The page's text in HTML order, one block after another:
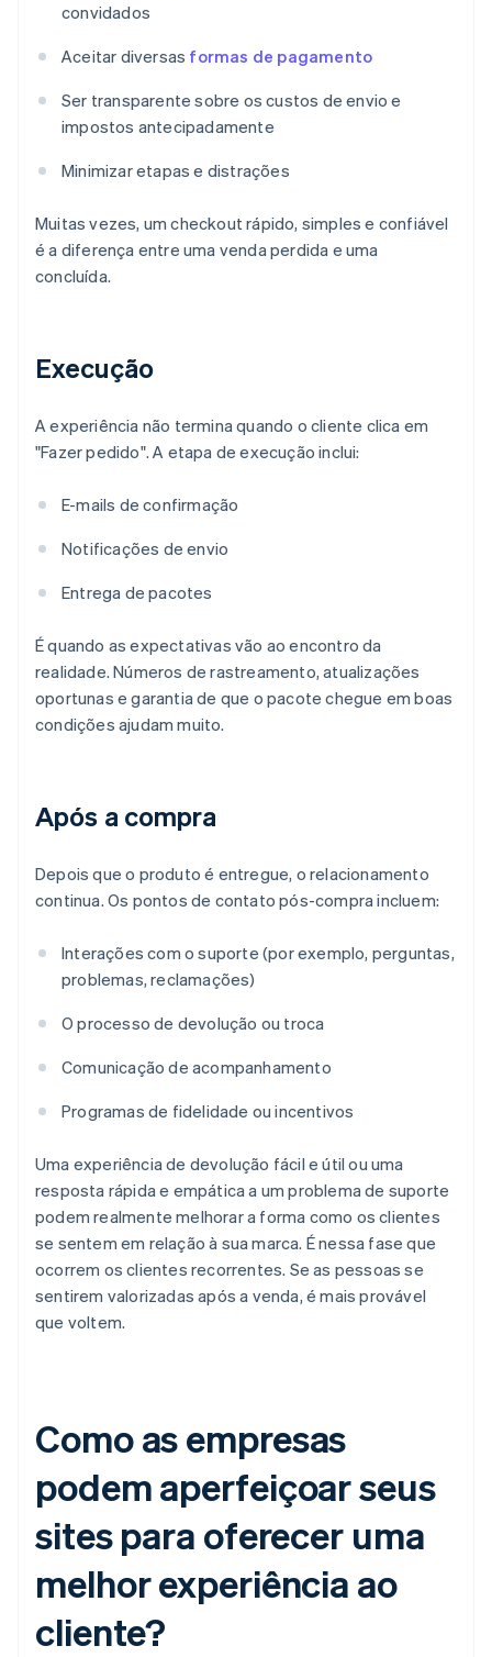
convidados
Aceitar diversas formas de pagamento
Ser transparente sobre os custos de envio e
impostos antecipadamente
Minimizar etapas e distrações
Muitas vezes, um checkout rápido, simples e confiável
é a diferença entre uma venda perdida e uma
concluída.
Execução
A experiência não termina quando o cliente clica em
"Fazer pedido". A etapa de execução inclui:
E-mails de confirmação
Notificações de envio
Entrega de pacotes
É quando as expectativas vão ao encontro da
realidade. Números de rastreamento, atualizações
oportunas e garantia de que o pacote chegue em boas
condições ajudam muito.
Após a compra
Depois que o produto é entregue, o relacionamento
continua. Os pontos de contato pós-compra incluem:
Interações com o suporte (por exemplo, perguntas,
problemas, reclamações)
O processo de devolução ou troca
Comunicação de acompanhamento
Programas de fidelidade ou incentivos
Uma experiência de devolução fácil e útil ou uma
resposta rápida e empática a um problema de suporte
podem realmente melhorar a forma como os clientes
se sentem em relação à sua marca. É nessa fase que
ocorrem os clientes recorrentes. Se as pessoas se
sentirem valorizadas após a venda, é mais provável
que voltem.
Como as empresas
podem aperfeiçoar seus
sites para oferecer uma
melhor experiência ao
cliente?